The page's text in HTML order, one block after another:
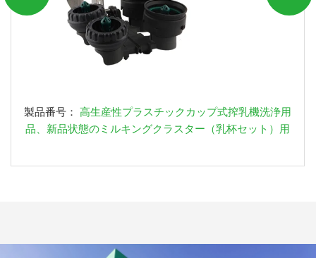
製品番号： 高生産性プラスチックカップ式搾乳機洗浄用
品、新品状態のミルキングクラスター（乳杯セット）用